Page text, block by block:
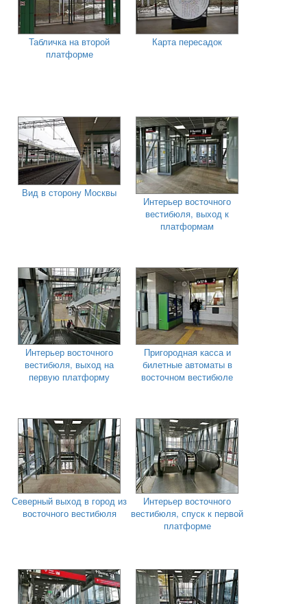
Табличка на второй
платформе
Карта пересадок
Вид в сторону Москвы
Интерьер восточного
вестибюля, выход к
платформам
Интерьер восточного
вестибюля, выход на
первую платформу
Пригородная касса и
билетные автоматы в
восточном вестибюле
Северный выход в город из
восточного вестибюля
Интерьер восточного
вестибюля, спуск к первой
платформе